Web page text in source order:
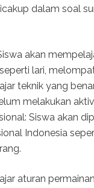
dalam soal
akan
lari,
teknik yang
melakukan
Siswa akan
Indonesia
aturan